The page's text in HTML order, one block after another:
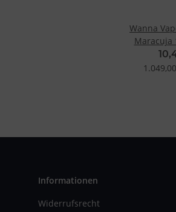
Wanna
Maracuja
Informationen
Widerrufsrecht